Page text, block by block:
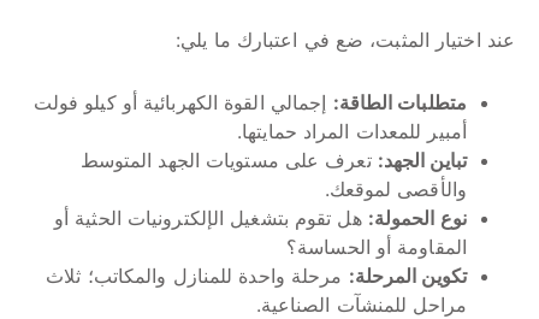
عند اختيار المثبت، ضع في اعتبارك ما يلي:
متطلبات الطاقة: إجمالي القوة الكهربائية أو كيلو فولت
أمبير للمعدات المراد حمايتها.
تباين الجهد: تعرف على مستويات الجهد المتوسط
والأقصى لموقعك.
نوع الحمولة: هل تقوم بتشغيل الإلكترونيات الحثية أو
المقاومة أو الحساسة؟
تكوين المرحلة: مرحلة واحدة للمنازل والمكاتب؛ ثلاث
مراحل للمنشآت الصناعية.